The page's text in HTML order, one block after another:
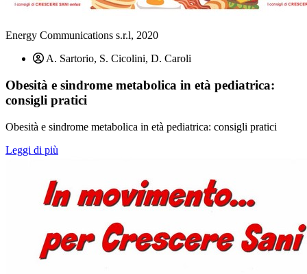
Energy Communications s.r.l, 2020
A. Sartorio, S. Cicolini, D. Caroli
Obesità e sindrome metabolica in età pediatrica:
consigli pratici
Obesità e sindrome metabolica in età pediatrica: consigli pratici
Leggi di più